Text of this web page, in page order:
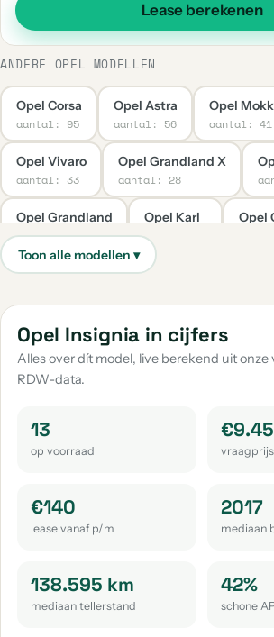
Lease berekenen
ANDERE OPEL MODELLEN
Opel Corsa
aantal: 95
Opel Astra
aantal: 56
Opel
aantal: 41
Opel Vivaro
aantal: 33
Opel Grandland X
aantal: 28
Opel Grandland
aantal: 23
Opel Karl
aantal: 22
Opel
Opel Corsa-E Opel Movano
Opel Vivaro-E
aantal: 12
Opel Meriva
aantal: 7
Opel Cascada
Opel Frontera
aantal: 2
Opel
aantal:
aantal: 1
Opel Insignia in cijfers
Alles over dít model, live berekend uit onze
RDW-data.
13
op voorraad
€140
lease vanaf p/m
2017
mediaan
138.595 km
mediaan tellerstand
42%
schone